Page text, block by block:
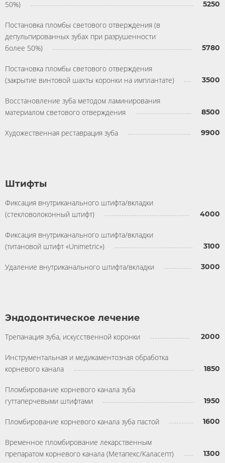
50%) 5250
Постановка пломбы светового отверждения (в
депульпированных зубах при разрушенности
более 50%)
5780
Постановка пломбы светового отверждения
(закрытие винтовой шахты коронки на имплантате)
3500
Восстановление зуба методом ламинирования
материалом светового отверждения
8500
Художественная реставрация зуба 9900
Штифты
Фиксация внутриканального штифта/вкладки
(стекловолоконный штифт)
4000
Фиксация внутриканального штифта/вкладки
(титановой штифт «Unimetric»)
3100
Удаление внутриканального штифта/вкладки 3000
Эндодонтическое лечение
Трепанация зуба, искусственной коронки 2000
Инструментальная и медикаментозная обработка
корневого канала
1850
Пломбирование корневого канала зуба
гуттаперчевыми штифтами
1950
Пломбирование корневого канала зуба пастой 1600
Временное пломбирование лекарственным
препаратом корневого канала (Метапекс/Каласепт)
1300